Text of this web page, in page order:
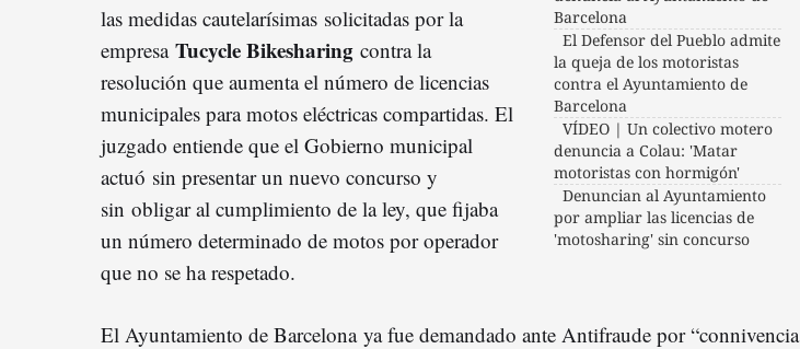
Barcelona
El Defensor del Pueblo admite
la queja de los motoristas
contra el Ayuntamiento de
Barcelona
VÍDEO | Un colectivo motero
denuncia a Colau: 'Matar
motoristas con hormigón'
Denuncian al Ayuntamiento
por ampliar las licencias de
'motosharing' sin concurso
las medidas cautelarísimas solicitadas por la
empresa Tucycle Bikesharing contra la
resolución que aumenta el número de licencias
municipales para motos eléctricas compartidas. El
juzgado entiende que el Gobierno municipal
actuó sin presentar un nuevo concurso y
sin obligar al cumplimiento de la ley, que fijaba
un número determinado de motos por operador
que no se ha respetado.
El Ayuntamiento de Barcelona ya fue demandado ante Antifraude por “connivencia